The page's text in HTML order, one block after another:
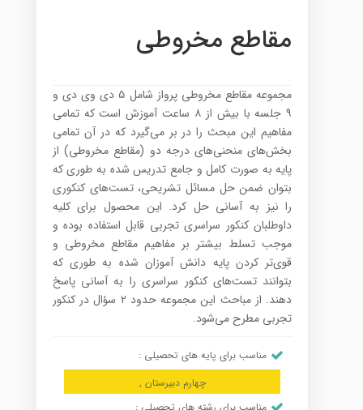
مقاطع مخروطی
مجموعه مقاطع مخروطی پرواز شامل ۵ دی وی دی و
۹ جلسه با بیش از ۸ ساعت آموزش است که تمامی
مفاهیم این مبحث را در بر می‌گیرد که در آن تمامی
بخش‌های منحنی‌های درجه دو (مقاطع مخروطی) از
پایه به صورت کامل و جامع تدریس شده به طوری که
بتوان ضمن حل مسائل تشریحی، تست‌های کنکوری
را نیز به آسانی حل کرد. این محصول برای کلیه
داوطلبان کنکور سراسری تجربی قابل استفاده بوده و
موجب تسلط بیشتر بر مفاهیم مقاطع مخروطی و
قوی‌تر کردن پایه دانش آموزان شده به طوری که
بتوانند تست‌های کنکور سراسری را به آسانی پاسخ
دهند. از مباحث این مجموعه حدود ۲ سؤال در کنکور
تجربی مطرح می‌شود.
مناسب برای پایه های تحصیلی :
چهارم دبیرستان ,